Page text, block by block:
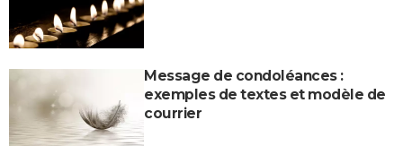
Message de condoléances :
exemples de textes et modèle de
courrier